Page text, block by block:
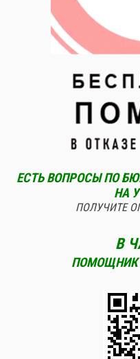
ЕСТЬ ВОПРОСЫ ПО
НА
ПОЛУЧИТЕ
В
ПОМОЩНИК